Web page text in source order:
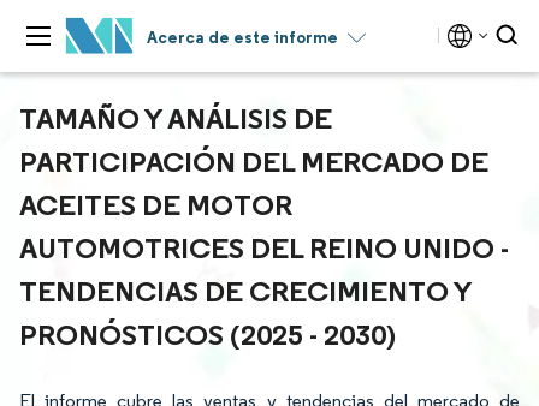
Acerca de este informe
TAMAÑO Y ANÁLISIS DE
PARTICIPACIÓN DEL MERCADO DE
ACEITES DE MOTOR
AUTOMOTRICES DEL REINO UNIDO -
TENDENCIAS DE CRECIMIENTO Y
PRONÓSTICOS (2025 - 2030)
El informe cubre las ventas y tendencias del mercado de